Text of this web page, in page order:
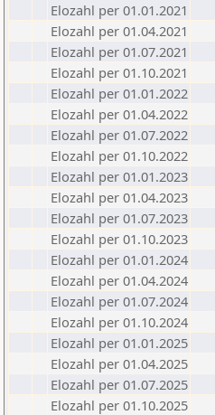
Elozahl per 01.01.2021
Elozahl per 01.04.2021
Elozahl per 01.07.2021
Elozahl per 01.10.2021
Elozahl per 01.01.2022
Elozahl per 01.04.2022
Elozahl per 01.07.2022
Elozahl per 01.10.2022
Elozahl per 01.01.2023
Elozahl per 01.04.2023
Elozahl per 01.07.2023
Elozahl per 01.10.2023
Elozahl per 01.01.2024
Elozahl per 01.04.2024
Elozahl per 01.07.2024
Elozahl per 01.10.2024
Elozahl per 01.01.2025
Elozahl per 01.04.2025
Elozahl per 01.07.2025
Elozahl per 01.10.2025